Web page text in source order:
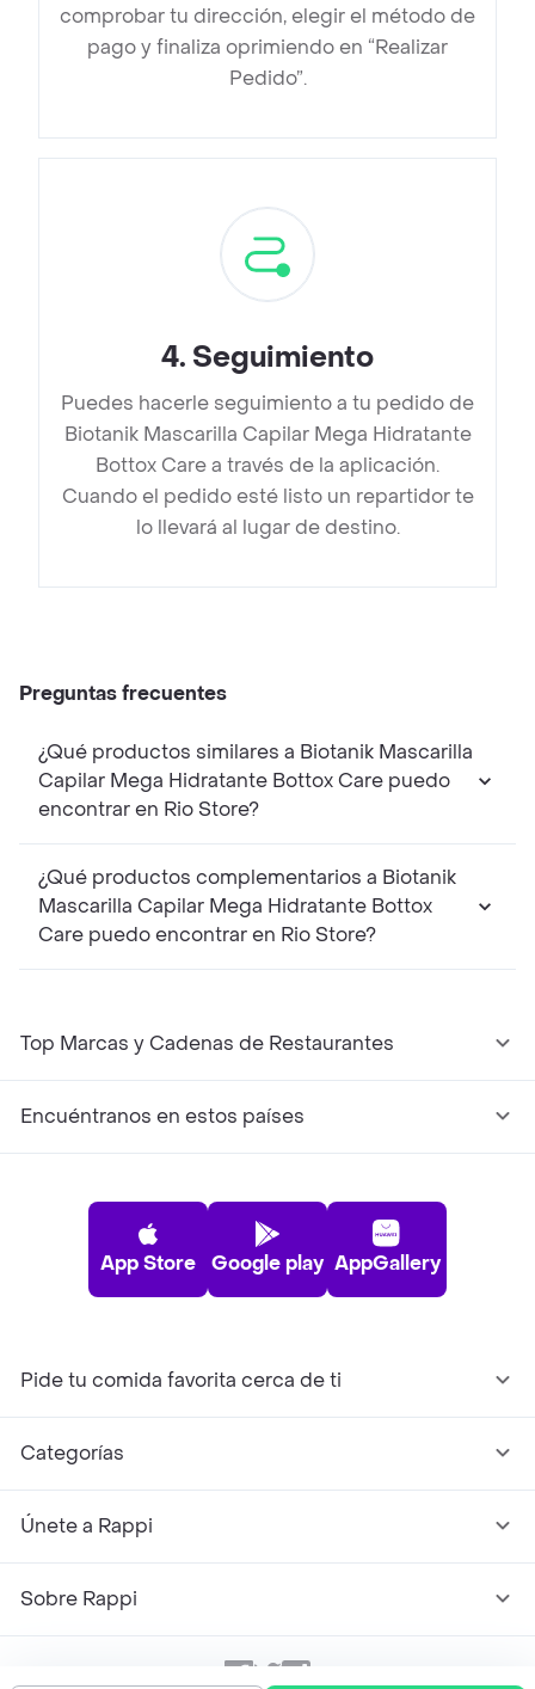
comprobar tu dirección, elegir el método de
pago y finaliza oprimiendo en “Realizar
Pedido”.
4. Seguimiento
Puedes hacerle seguimiento a tu pedido de
Biotanik Mascarilla Capilar Mega Hidratante
Bottox Care a través de la aplicación.
Cuando el pedido esté listo un repartidor te
lo llevará al lugar de destino.
Preguntas frecuentes
¿Qué productos similares a Biotanik Mascarilla
Capilar Mega Hidratante Bottox Care puedo
encontrar en Rio Store?
¿Qué productos complementarios a Biotanik
Mascarilla Capilar Mega Hidratante Bottox
Care puedo encontrar en Rio Store?
Top Marcas y Cadenas de Restaurantes
Encuéntranos en estos países
App Store Google play AppGallery
Pide tu comida favorita cerca de ti
Categorías
Únete a Rappi
Sobre Rappi
Facebook
TwitterInstagram